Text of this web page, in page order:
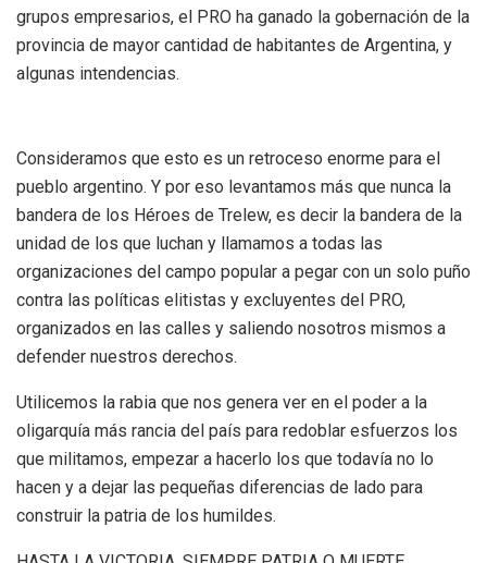
grupos empresarios, el PRO ha ganado la gobernación de la
provincia de mayor cantidad de habitantes de Argentina, y
algunas intendencias.
Consideramos que esto es un retroceso enorme para el
pueblo argentino. Y por eso levantamos más que nunca la
bandera de los Héroes de Trelew, es decir la bandera de la
unidad de los que luchan y llamamos a todas las
organizaciones del campo popular a pegar con un solo puño
contra las políticas elitistas y excluyentes del PRO,
organizados en las calles y saliendo nosotros mismos a
defender nuestros derechos.
Utilicemos la rabia que nos genera ver en el poder a la
oligarquía más rancia del país para redoblar esfuerzos los
que militamos, empezar a hacerlo los que todavía no lo
hacen y a dejar las pequeñas diferencias de lado para
construir la patria de los humildes.